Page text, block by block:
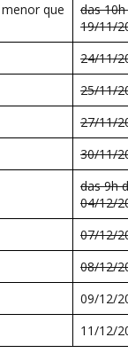
que
das
19/11/
24/11/
25/11/
27/11/
30/11/
das 9h
04/12/
07/12/
08/12/
09/12/
11/12/